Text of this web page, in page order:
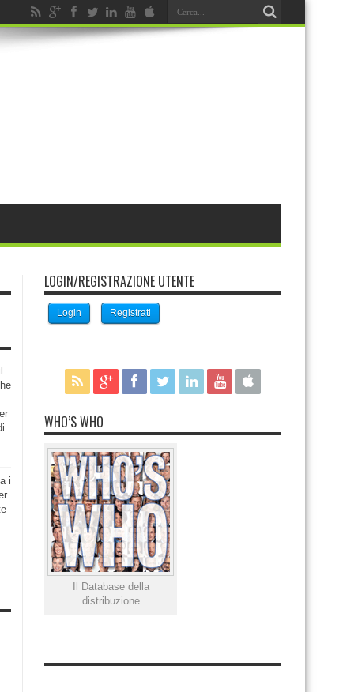
i
LOGIN/REGISTRAZIONE UTENTE
Login Registrati
WHO’S WHO
Il Database della
distribuzione